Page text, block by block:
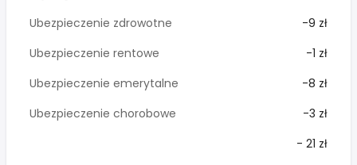
Ubezpieczenie zdrowotne
-9 zł
Ubezpieczenie rentowe
-1 zł
Ubezpieczenie emerytalne
-8 zł
Ubezpieczenie chorobowe
-3 zł
- 21 zł